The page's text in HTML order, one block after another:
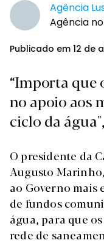
Agência
Agência
Publicado em 12 de
“Importa que
no apoio aos
ciclo da
O presidente da
Augusto
ao Governo mais
de fundos
água, para que
rede de